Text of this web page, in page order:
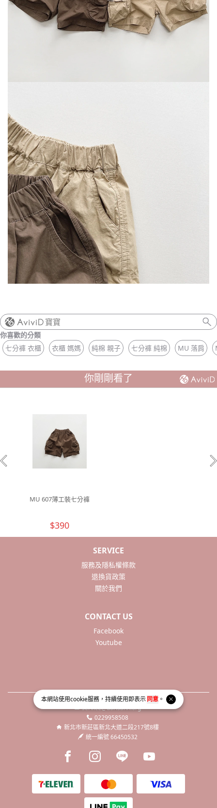
本網站使用cookie服務，持續使用即表示同意 。
寶寶
你喜歡的分類
七分褲 衣櫃
衣櫃 媽媽 純棉 親子 七分褲 純棉 MU 落肩
你剛剛看了
MU 607薄工裝七分褲
$390
SERVICE
服務及隱私權條款
退換貨政策
關於我們
CONTACT US
Facebook
Youtube
service@dorisann.org
0229958508
新北市新莊區新北大道二段217號8樓
統一編號 66450532
Facebook page
Instagram page
Line pageYoutube page